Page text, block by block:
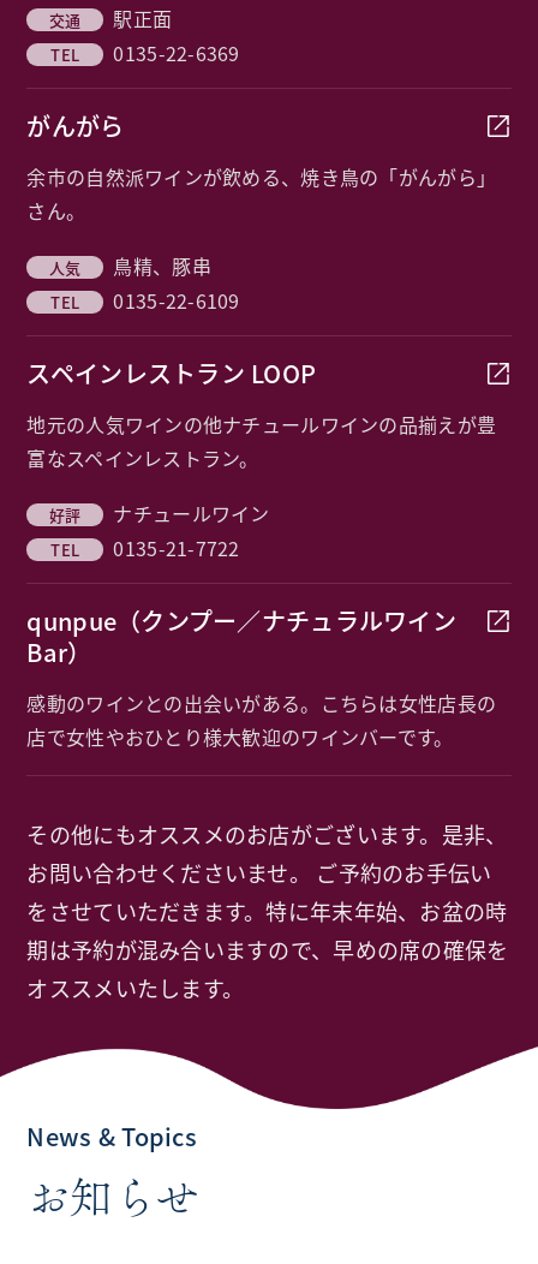
駅正面
0135-22-6369
がんがら
余市の自然派ワインが飲める、焼き鳥の「がんがら」
さん。
鳥精、豚串
0135-22-6109
スペインレストラン LOOP
地元の人気ワインの他ナチュールワインの品揃えが豊
富なスペインレストラン。
ナチュールワイン
0135-21-7722
qunpue（クンプー／ナチュラルワイン
Bar）
感動のワインとの出会いがある。こちらは女性店長の
店で女性やおひとり様大歓迎のワインバーです。
その他にもオススメのお店がございます。是非、
お問い合わせくださいませ。
ご予約のお手伝い
をさせていただきます。特に年末年始、お盆の時
期は予約が混み合いますので、早めの席の確保を
オススメいたします。
News & Topics
お知らせ